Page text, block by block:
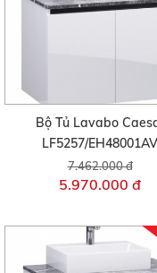
Bộ Tủ Lavabo
LF5257/EH48001AV
7.462.000 đ
5.970.000 đ